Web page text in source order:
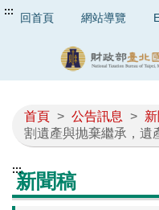
::: 回首頁 網站導覽
首頁 > 公告訊息 >
割遺產與抛棄繼承，遺
:::新聞稿